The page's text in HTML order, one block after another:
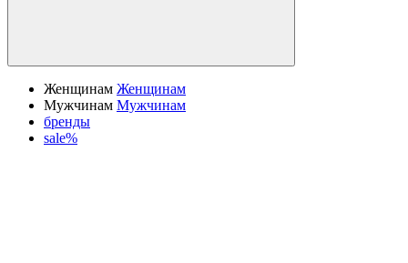
Женщинам Женщинам
Мужчинам Мужчинам
бренды
sale%